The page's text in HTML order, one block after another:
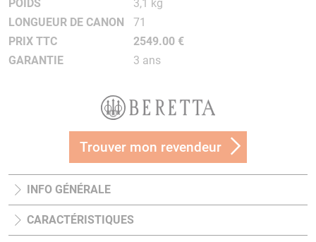
POIDS
3,1 kg
LONGUEUR DE CANON
71
PRIX TTC
2549.00 €
GARANTIE
3 ans
Trouver mon revendeur
INFO GÉNÉRALE
CARACTÉRISTIQUES